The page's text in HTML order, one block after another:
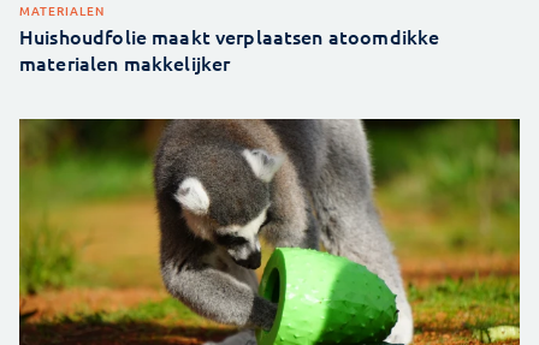
MATERIALEN
Huishoudfolie maakt verplaatsen atoomdikke
materialen makkelijker